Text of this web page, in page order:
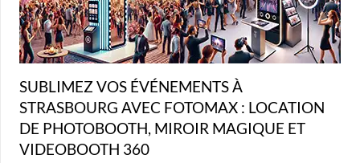
SUBLIMEZ VOS ÉVÉNEMENTS À
STRASBOURG AVEC FOTOMAX : LOCATION
DE PHOTOBOOTH, MIROIR MAGIQUE ET
VIDEOBOOTH 360